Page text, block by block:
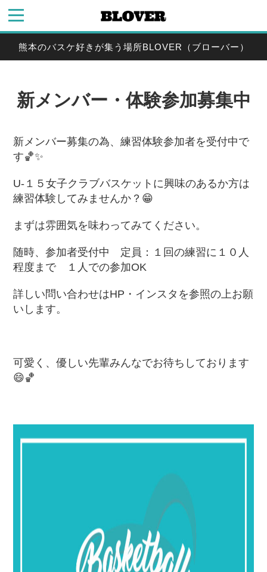
熊本のバスケ好きが集う場所BLOVER（ブローバー）
新メンバー・体験参加募集中
新メンバー募集の為、練習体験参加者を受付中で
す🏀✨
U-１５女子クラブバスケットに興味のあるか方は
練習体験してみませんか？😁
まずは雰囲気を味わってみてください。
随時、参加者受付中 定員：１回の練習に１０人
程度まで １人での参加OK
詳しい問い合わせはHP・インスタを参照の上お願
いします。
可愛く、優しい先輩みんなでお待ちしております
😄🏀